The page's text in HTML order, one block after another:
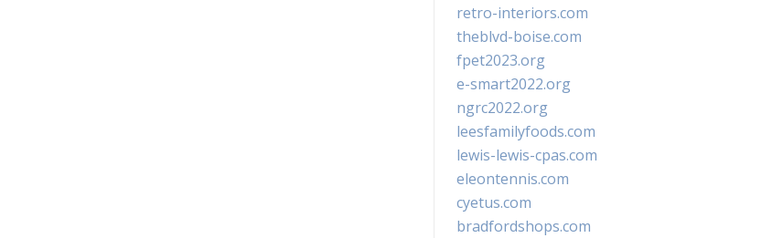
retro-interiors.com
theblvd-boise.com
fpet2023.org
e-smart2022.org
ngrc2022.org
leesfamilyfoods.com
lewis-lewis-cpas.com
eleontennis.com
cyetus.com
bradfordshops.com